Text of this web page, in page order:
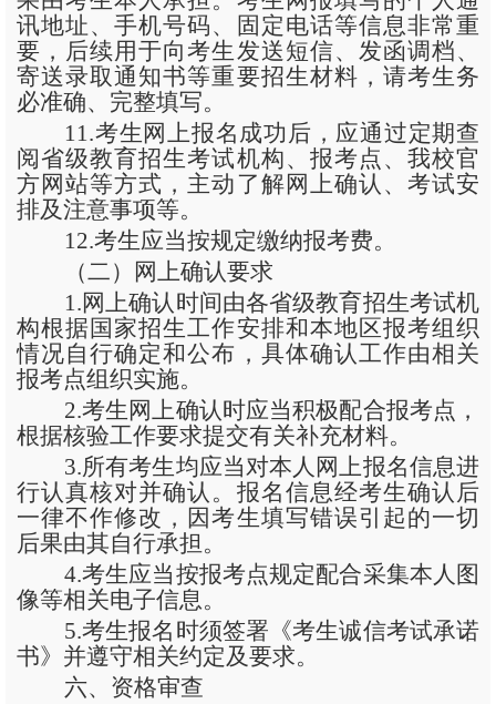
讯地址、手机号码、固定电话等信息非常重
要，后续用于向考生发送短信、发函调档、
寄送录取通知书等重要招生材料，请考生务
必准确、完整填写。
11.考生网上报名成功后，应通过定期查
阅省级教育招生考试机构、报考点、我校官
方网站等方式，主动了解网上确认、考试安
排及注意事项等。
12.考生应当按规定缴纳报考费。
（二）网上确认要求
1.网上确认时间由各省级教育招生考试机
构根据国家招生工作安排和本地区报考组织
情况自行确定和公布，具体确认工作由相关
报考点组织实施。
2.考生网上确认时应当积极配合报考点，
根据核验工作要求提交有关补充材料。
3.所有考生均应当对本人网上报名信息进
行认真核对并确认。报名信息经考生确认后
一律不作修改，因考生填写错误引起的一切
后果由其自行承担。
4.考生应当按报考点规定配合采集本人图
像等相关电子信息。
5.考生报名时须签署《考生诚信考试承诺
书》并遵守相关约定及要求。
六、资格审查